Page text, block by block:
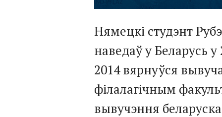
Нямецкі студэнт
наведаў у Беларусь
2014 вярнуўся
філалагічным
вывучэння